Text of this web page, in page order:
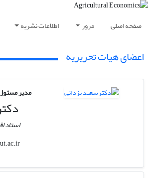
صفحه اصلی مرور اطلاعات نشریه
اعضای هیات تحریریه
مدیر
استاد
syazdani
ut.ac.ir